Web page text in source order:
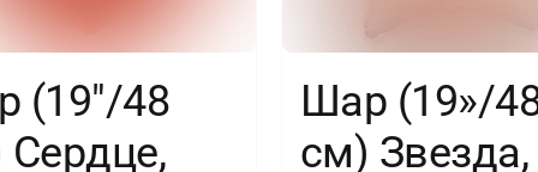
(19″/48
Шар (19»/
см) Звезда,